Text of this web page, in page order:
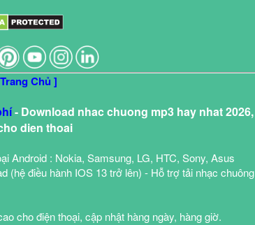
Chủ ]
- Download nhac chuong mp3 hay nhat 2026,
dien thoai
Android : Nokia, Samsung, LG, HTC, Sony, Asus
(hệ điều hành IOS 13 trở lên) - Hỗ trợ tải nhạc chuông
cho điện thoại, cập nhật hàng ngày, hàng giờ.